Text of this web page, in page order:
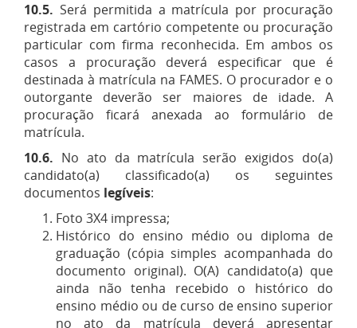
10.5. Será permitida a matrícula por procuração
registrada em cartório competente ou procuração
particular com firma reconhecida. Em ambos os
casos a procuração deverá especificar que é
destinada à matrícula na FAMES. O procurador e o
outorgante deverão ser maiores de idade. A
procuração ficará anexada ao formulário de
matrícula.
10.6. No ato da matrícula serão exigidos do(a)
candidato(a) classificado(a) os seguintes
documentos legíveis:
Foto 3X4 impressa;
Histórico do ensino médio ou diploma de
graduação (cópia simples acompanhada do
documento original). O(A) candidato(a) que
ainda não tenha recebido o histórico do
ensino médio ou de curso de ensino superior
no ato da matrícula deverá apresentar